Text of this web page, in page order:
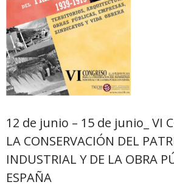
12 de junio – 15 de junio_ VI
LA CONSERVACIÓN DEL
INDUSTRIAL Y DE LA OBRA
ESPAÑA